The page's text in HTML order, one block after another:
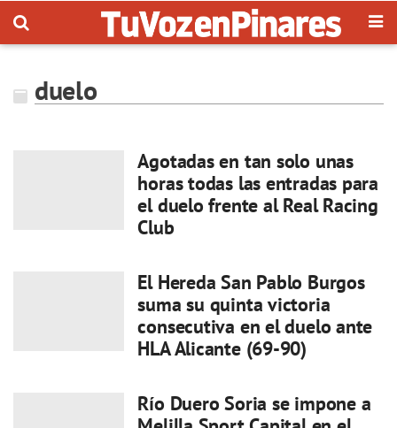
duelo
Agotadas en tan solo unas
horas todas las entradas para
el duelo frente al Real Racing
Club
El Hereda San Pablo Burgos
suma su quinta victoria
consecutiva en el duelo ante
HLA Alicante (69-90)
Río Duero Soria se impone a